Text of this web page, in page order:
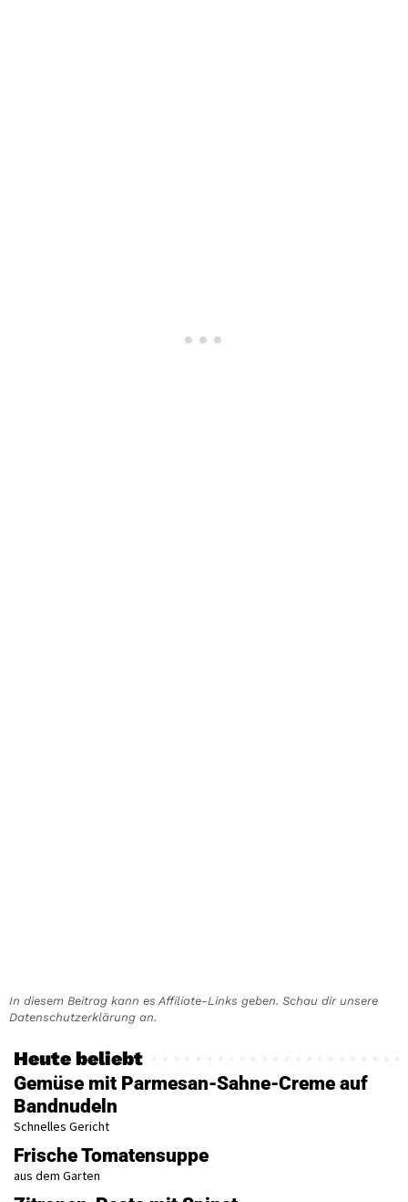
In diesem Beitrag kann es Affiliate-Links geben. Schau dir unsere
Datenschutzerklärung an.
Heute beliebt
Gemüse mit Parmesan-Sahne-Creme auf
Bandnudeln
Schnelles Gericht
Frische Tomatensuppe
aus dem Garten